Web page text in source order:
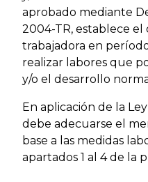
aprobado mediante
2004-TR, establece
trabajadora en
realizar labores que
y/o el desarrollo
En aplicación de la
debe adecuarse el
base a las medidas
apartados 1 al 4 de la